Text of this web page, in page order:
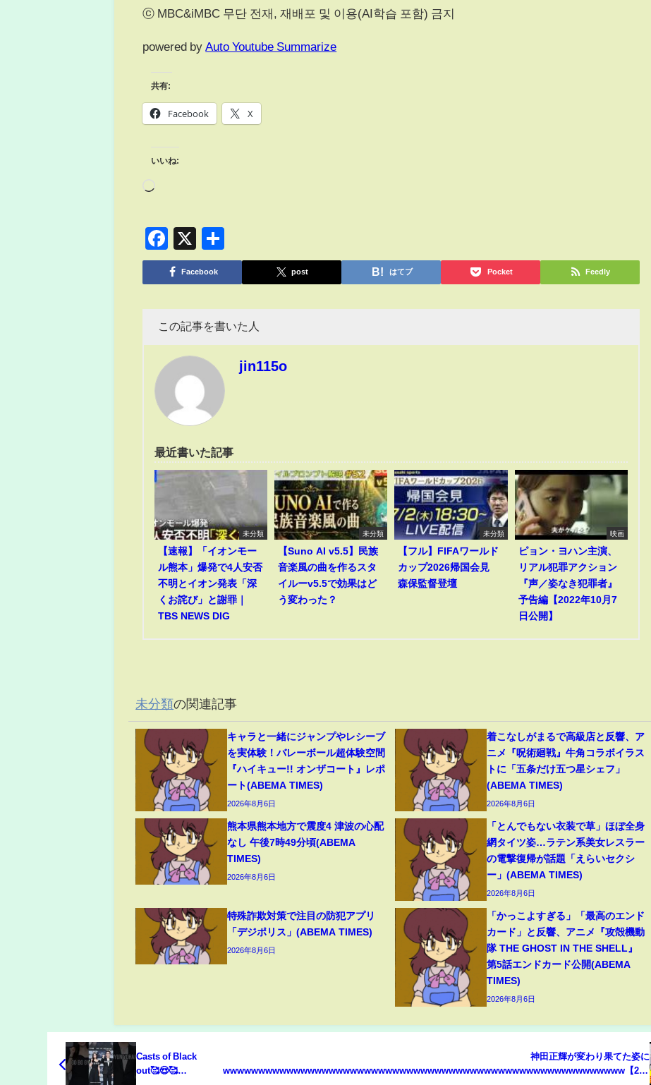
ⓒ MBC&iMBC 무단 전재, 재배포 및 이용(AI학습 포함) 금지
powered by Auto Youtube Summarize
共有:
Facebook X
いいね:
Facebook
X
有
Facebook post はてブ Pocket Feedly
この記事を書いた人
jin115o
最近書いた記事
未分類
【速報】「イオンモー
ル熊本」爆発で4人安否
不明とイオン発表「深
くお詫び」と謝罪｜
TBS NEWS DIG
未分類
【Suno AI v5.5】民族
音楽風の曲を作るスタ
イルーv5.5で効果はど
う変わった？
未分類
【フル】FIFAワールド
カップ2026帰国会見
森保監督登壇
映画
ピョン・ヨハン主演、
リアル犯罪アクション
『声／姿なき犯罪者』
予告編【2022年10月7
日公開】
未分類の関連記事
キャラと一緒にジャンプやレシーブ
を実体験！バレーボール超体験空間
『ハイキュー!! オンザコート』レポ
ート(ABEMA TIMES)
2026年8月6日
着こなしがまるで高級店と反響、ア
ニメ『呪術廻戦』牛角コラボイラス
トに「五条だけ五つ星シェフ」
(ABEMA TIMES)
2026年8月6日
熊本県熊本地方で震度4 津波の心配
なし 午後7時49分頃(ABEMA
TIMES)
2026年8月6日
「とんでもない衣装で草」ほぼ全身
網タイツ姿…ラテン系美女レスラー
の電撃復帰が話題「えらいセクシ
ー」(ABEMA TIMES)
2026年8月6日
特殊詐欺対策で注目の防犯アプリ
「デジポリス」(ABEMA TIMES)
2026年8月6日
「かっこよすぎる」「最高のエンド
カード」と反響、アニメ『攻殻機動
隊 THE GHOST IN THE SHELL』
第5話エンドカード公開(ABEMA
TIMES)
2026年8月6日
Casts of Black
out🥰😍🥰
神田正輝が変わり果てた姿に
wwwwwwwwwwwwwwwwwwwwwwwwwwwwwwwwwwwwwwwwwwwwwwwwwwwwwwwww【2ch